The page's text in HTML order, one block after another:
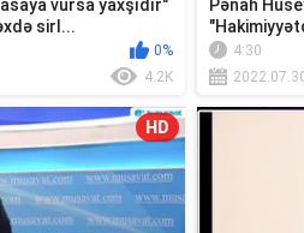
vursa yaxşıdır"
sirl...
0%
4.2K
Pənah
4:30
HD